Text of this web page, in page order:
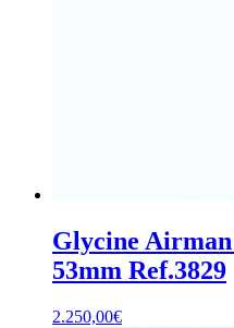
Glycine Airman
53mm Ref.3829
2.250,00€